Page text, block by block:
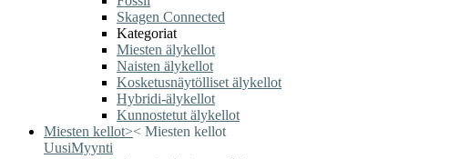
Skagen Connected
Kategoriat
Miesten älykellot
Naisten älykellot
Kosketusnäytölliset älykellot
Hybridi-älykellot
Kunnostetut älykellot
Miesten kellot>< Miesten kellot
UusiMyynti